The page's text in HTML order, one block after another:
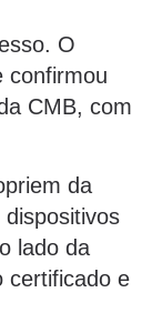
O
confirmou
CMB, com
da
lado da
certificado e